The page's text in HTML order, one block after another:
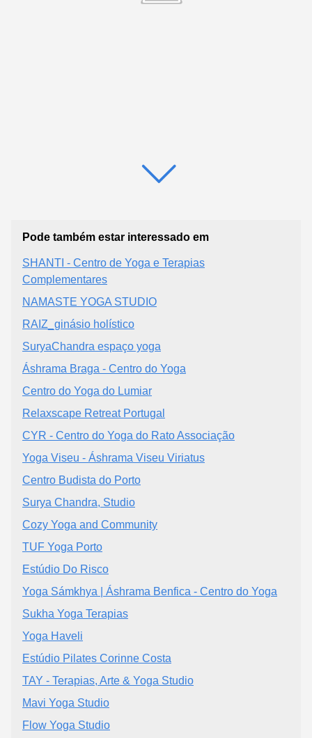
Pode também estar interessado em
SHANTI - Centro de Yoga e Terapias
Complementares
NAMASTE YOGA STUDIO
RAIZ_ginásio holístico
SuryaChandra espaço yoga
Áshrama Braga - Centro do Yoga
Centro do Yoga do Lumiar
Relaxscape Retreat Portugal
CYR - Centro do Yoga do Rato Associação
Yoga Viseu - Áshrama Viseu Viriatus
Centro Budista do Porto
Surya Chandra, Studio
Cozy Yoga and Community
TUF Yoga Porto
Estúdio Do Risco
Yoga Sámkhya | Áshrama Benfica - Centro do Yoga
Sukha Yoga Terapias
Yoga Haveli
Estúdio Pilates Corinne Costa
TAY - Terapias, Arte & Yoga Studio
Mavi Yoga Studio
Flow Yoga Studio